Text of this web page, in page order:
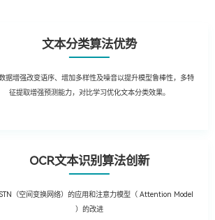
文本分类算法优势
据增强改变语序、增加多样性及噪音以提升模型鲁棒性，多特
征提取增强预测能力，对比学习优化文本分类效果。
OCR文本识别算法创新
（空间变换网络）的应用和注意力模型（ Attention Model
）的改进